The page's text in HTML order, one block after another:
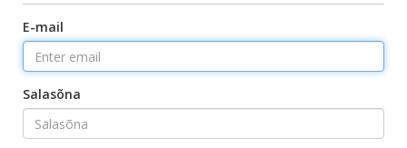
E-mail
Salasõna